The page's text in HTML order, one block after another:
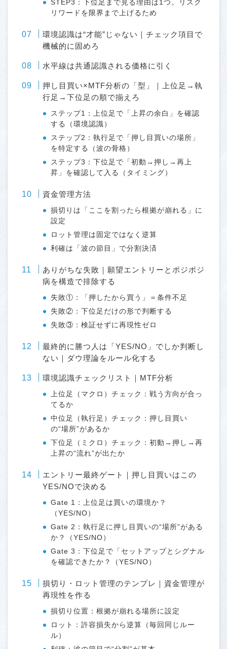
STEP3：下位足まで見る理由は1つ。リスク
リワードを限界まで上げるため
環境認識は“才能”じゃない｜チェック項目で
機械的に固めろ
水平線は共通認識される価格に引く
押し目買い×MTF分析の「型」｜上位足→執
行足→下位足の順で揃えろ
ステップ1：上位足で「上昇の余白」を確認
する（環境認識）
ステップ2：執行足で「押し目買いの場所」
を特定する（波の骨格）
ステップ3：下位足で「初動→押し→再上
昇」を確認して入る（タイミング）
資金管理方法
損切りは「ここを割ったら根拠が崩れる」に
設定
ロット管理は固定ではなく逆算
利確は「波の節目」で分割決済
ありがちな失敗｜願望エントリーとポジポジ
病を構造で排除する
失敗①：「押したから買う」＝条件不足
失敗②：下位足だけの形で判断する
失敗③：検証せずに再現性ゼロ
最終的に勝つ人は「YES/NO」でしか判断し
ない｜ダウ理論をルール化する
環境認識チェックリスト｜MTF分析
上位足（マクロ）チェック：戦う方向が合っ
てるか
中位足（執行足）チェック：押し目買い
の“場所”があるか
下位足（ミクロ）チェック：初動→押し→再
上昇の“流れ”が出たか
エントリー最終ゲート｜押し目買いはこの
YES/NOで決める
Gate 1：上位足は買いの環境か？
（YES/NO）
Gate 2：執行足に押し目買いの“場所”がある
か？（YES/NO）
Gate 3：下位足で「セットアップとシグナル
を確認できたか？（YES/NO）
損切り・ロット管理のテンプレ｜資金管理が
再現性を作る
損切り位置：根拠が崩れる場所に設定
ロット：許容損失から逆算（毎回同じルー
ル）